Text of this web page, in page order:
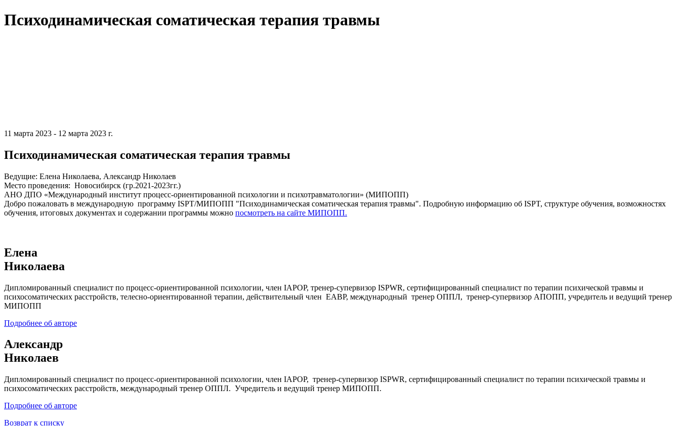
Психодинамическая соматическая терапия травмы
11 марта 2023 - 12 марта 2023 г.
Психодинамическая соматическая терапия травмы
Ведущие: Елена Николаева, Александр Николаев
Место проведения: Новосибирск (гр.2021-2023гг.)
АНО ДПО «Международный институт процесс-ориентированной психологии и психотравматологии» (МИПОПП)
Добро пожаловать в международную программу ISPT/МИПОПП "Психодинамическая соматическая терапия травмы". Подробную информацию об ISPT, структуре обучения, возможностях
обучения, итоговых документах и содержании программы можно посмотреть на сайте МИПОПП.
Елена
Николаева
Дипломированный специалист по процесс-ориентированной психологии, член IAPOP, тренер-супервизор ISPWR, сертифицированный специалист по терапии психической травмы и
психосоматических расстройств, телесно-ориентированной терапии, действительный член EABP, международный тренер ОППЛ, тренер-супервизор АПОПП, учредитель и ведущий тренер
МИПОПП
Подробнее об авторе
Александр
Николаев
Дипломированный специалист по процесс-ориентированной психологии, член IAPOP, тренер-супервизор ISPWR, сертифицированный специалист по терапии психической травмы и
психосоматических расстройств, международный тренер ОППЛ. Учредитель и ведущий тренер МИПОПП.
Подробнее об авторе
Возврат к списку